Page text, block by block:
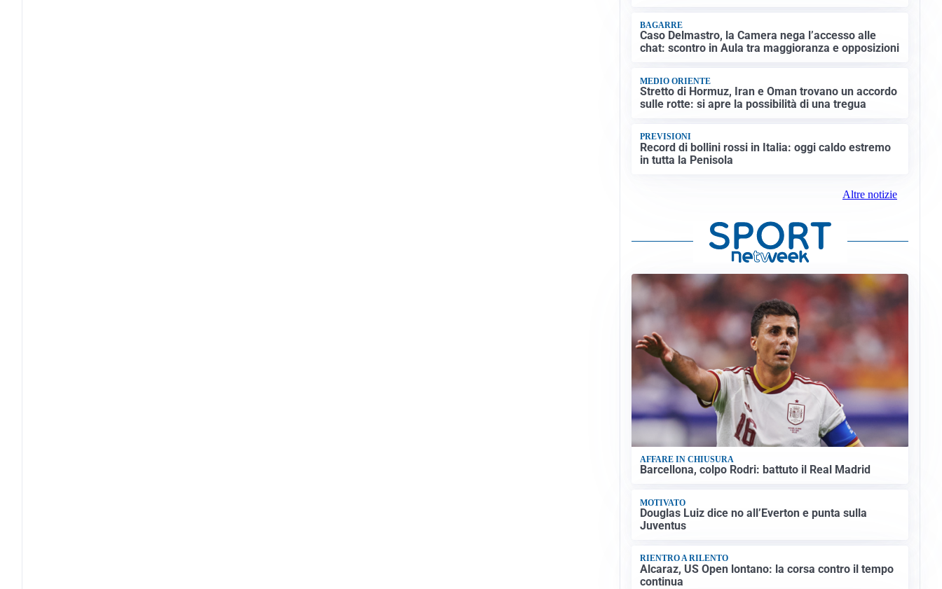
BAGARRE
Caso Delmastro, la Camera nega l’accesso alle
chat: scontro in Aula tra maggioranza e opposizioni
MEDIO ORIENTE
Stretto di Hormuz, Iran e Oman trovano un accordo
sulle rotte: si apre la possibilità di una tregua
PREVISIONI
Record di bollini rossi in Italia: oggi caldo estremo
in tutta la Penisola
Altre notizie
AFFARE IN CHIUSURA
Barcellona, colpo Rodri: battuto il Real Madrid
MOTIVATO
Douglas Luiz dice no all’Everton e punta sulla
Juventus
RIENTRO A RILENTO
Alcaraz, US Open lontano: la corsa contro il tempo
continua